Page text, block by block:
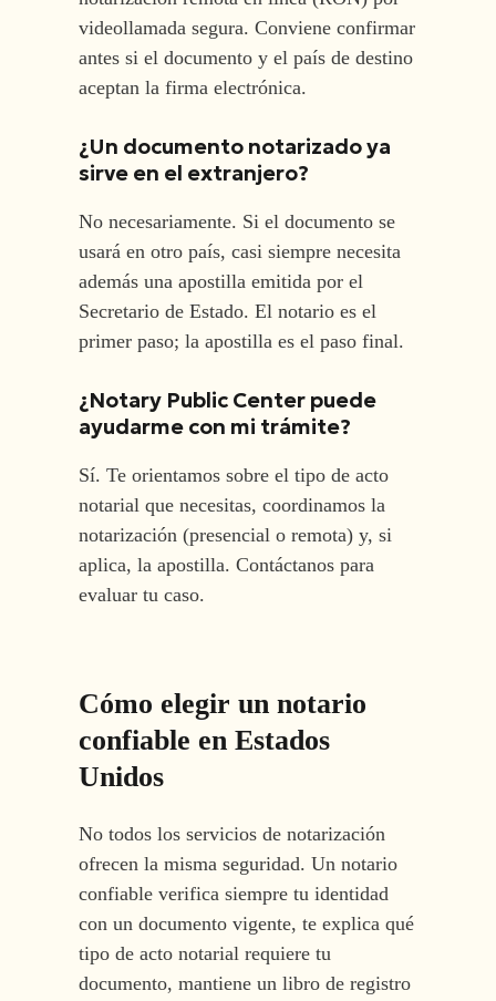
videollamada segura. Conviene confirmar
antes si el documento y el país de destino
aceptan la firma electrónica.
¿Un documento notarizado ya
sirve en el extranjero?
No necesariamente. Si el documento se
usará en otro país, casi siempre necesita
además una apostilla emitida por el
Secretario de Estado. El notario es el
primer paso; la apostilla es el paso final.
¿Notary Public Center puede
ayudarme con mi trámite?
Sí. Te orientamos sobre el tipo de acto
notarial que necesitas, coordinamos la
notarización (presencial o remota) y, si
aplica, la apostilla. Contáctanos para
evaluar tu caso.
Cómo elegir un notario
confiable en Estados
Unidos
No todos los servicios de notarización
ofrecen la misma seguridad. Un notario
confiable verifica siempre tu identidad
con un documento vigente, te explica qué
tipo de acto notarial requiere tu
documento, mantiene un libro de registro